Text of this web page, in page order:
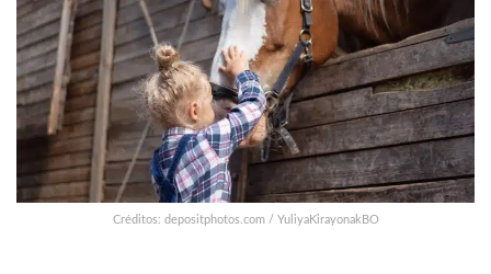
Créditos: depositphotos.com / YuliyaKirayonakBO